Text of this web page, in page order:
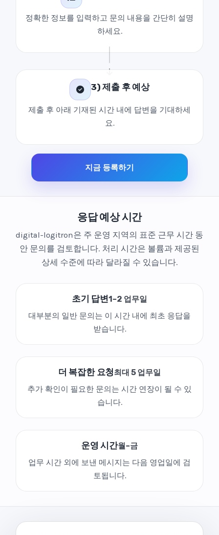
정확한 정보를 입력하고 문의 내용을 간단히 설명
하세요.
3) 제출 후 예상
제출 후 아래 기재된 시간 내에 답변을 기대하세
요.
지금 등록하기
응답 예상 시간
digital-logitron은 주 운영 지역의 표준 근무 시간 동
안 문의를 검토합니다. 처리 시간은 볼륨과 제공된
상세 수준에 따라 달라질 수 있습니다.
초기 답변1–2 업무일
대부분의 일반 문의는 이 시간 내에 최초 응답을
받습니다.
더 복잡한 요청최대 5 업무일
추가 확인이 필요한 문의는 시간 연장이 될 수 있
습니다.
운영 시간월–금
업무 시간 외에 보낸 메시지는 다음 영업일에 검
토됩니다.